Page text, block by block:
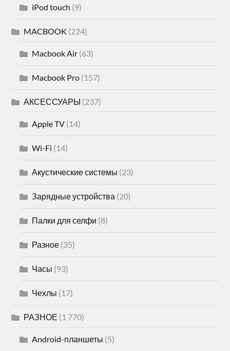
iPod touch (9)
MACBOOK (224)
Macbook Air (63)
Macbook Pro (157)
АКСЕССУАРЫ (237)
Apple TV (14)
Wi-Fi (14)
Акустические системы (23)
Зарядные устройства (20)
Палки для селфи (8)
Разное (35)
Часы (93)
Чехлы (17)
РАЗНОЕ (1 770)
Android-планшеты (5)